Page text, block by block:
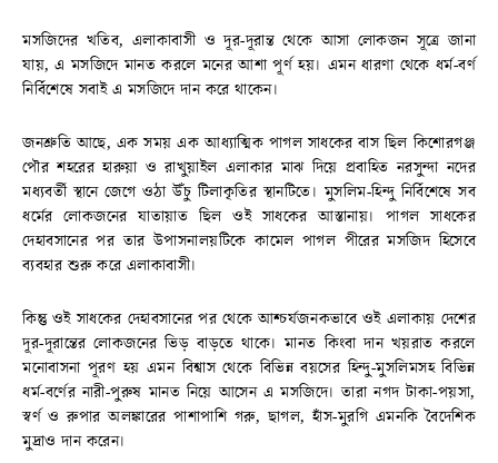
মসজিদের খতিব, এলাকাবাসী ও দূর-দূরান্ত থেকে আসা লোকজন সূত্রে জানা
যায়, এ মসজিদে মানত করলে মনের আশা পূর্ণ হয়। এমন ধারণা থেকে ধর্ম-বর্ণ
নির্বিশেষে সবাই এ মসজিদে দান করে থাকেন।
জনশ্রুতি আছে, এক সময় এক আধ্যাত্মিক পাগল সাধকের বাস ছিল কিশোরগঞ্জ
পৌর শহরের হারুয়া ও রাখুয়াইল এলাকার মাঝ দিয়ে প্রবাহিত নরসুন্দা নদের
মধ্যবর্তী স্থানে জেগে ওঠা উঁচু টিলাকৃতির স্থানটিতে। মুসলিম-হিন্দু নির্বিশেষে সব
ধর্মের লোকজনের যাতায়াত ছিল ওই সাধকের আস্তানায়। পাগল সাধকের
দেহাবসানের পর তার উপাসনালয়টিকে কামেল পাগল পীরের মসজিদ হিসেবে
ব্যবহার শুরু করে এলাকাবাসী।
কিন্তু ওই সাধকের দেহাবসানের পর থেকে আশ্চর্যজনকভাবে ওই এলাকায় দেশের
দূর-দূরান্তের লোকজনের ভিড় বাড়তে থাকে। মানত কিংবা দান খয়রাত করলে
মনোবাসনা পূরণ হয় এমন বিশ্বাস থেকে বিভিন্ন বয়সের হিন্দু-মুসলিমসহ বিভিন্ন
ধর্ম-বর্ণের নারী-পুরুষ মানত নিয়ে আসেন এ মসজিদে। তারা নগদ টাকা-পয়সা,
স্বর্ণ ও রুপার অলঙ্কারের পাশাপাশি গরু, ছাগল, হাঁস-মুরগি এমনকি বৈদেশিক
মুদ্রাও দান করেন।